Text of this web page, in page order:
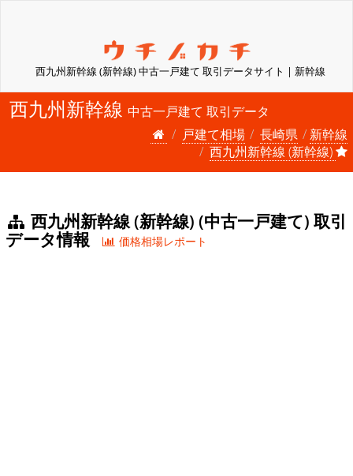
西九州新幹線 (新幹線) 中古一戸建て 取引データサイト | 新幹線
西九州新幹線 中古一戸建て 取引データ
戸建て相場
長崎県
新幹線
西九州新幹線 (新幹線)
西九州新幹線 (新幹線) (中古一戸建て) 取引
データ情報
価格相場レポート